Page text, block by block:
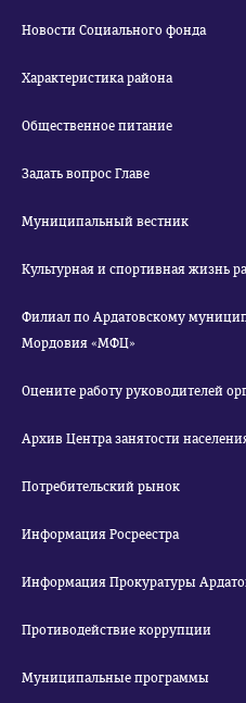
Новости Социального фонда
Характеристика района
Общественное питание
Задать вопрос Главе
Муниципальный вестник
Культурная и спортивная жизнь
Филиал по Ардатовскому
Мордовия «МФЦ»
Оцените работу руководителей
Архив Центра занятости
Потребительский рынок
Информация Росреестра
Информация Прокуратуры
Противодействие коррупции
Муниципальные программы